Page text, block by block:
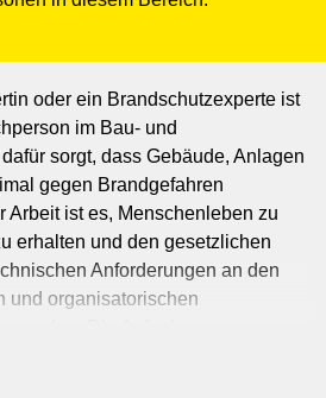
oder ein Brandschutzexperte ist
im Bau- und
sorgt, dass Gebäude, Anlagen
gegen Brandgefahren
Arbeit ist es, Menschenleben zu
erhalten und den gesetzlichen
Anforderungen an den
und organisatorischen
ist es, Gebäude vor Bränden zu